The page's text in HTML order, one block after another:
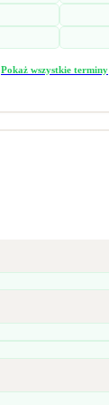
Pokaż wszystkie terminy